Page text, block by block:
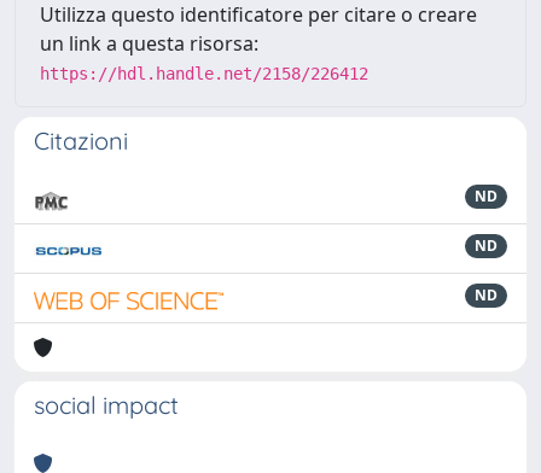
Utilizza questo identificatore per citare o creare
un link a questa risorsa:
https://hdl.handle.net/2158/226412
Citazioni
ND
ND
ND
social impact